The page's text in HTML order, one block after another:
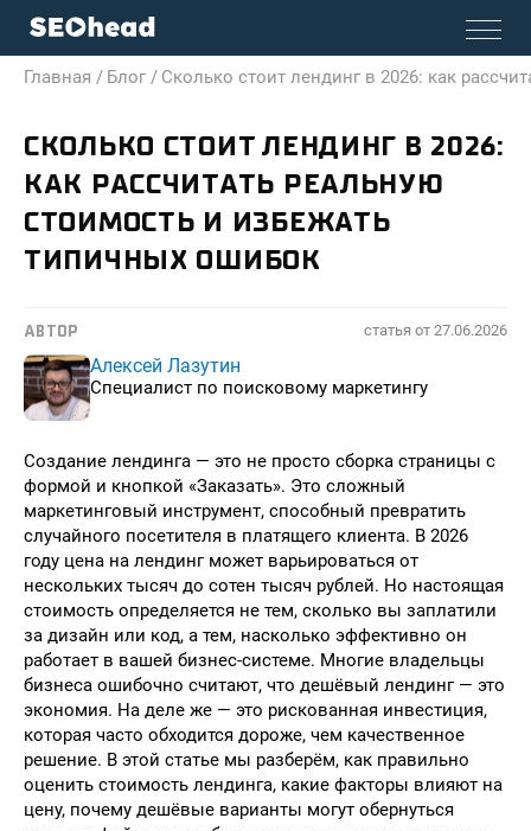
Главная / Блог / Сколько стоит лендинг в 2026: как
СКОЛЬКО СТОИТ ЛЕНДИНГ В 2026:
КАК РАССЧИТАТЬ РЕАЛЬНУЮ
СТОИМОСТЬ И ИЗБЕЖАТЬ
ТИПИЧНЫХ ОШИБОК
АВТОР статья от 27.06.2026
Алексей Лазутин
Специалист по поисковому маркетингу
Создание лендинга — это не просто сборка страницы с
формой и кнопкой «Заказать». Это сложный
маркетинговый инструмент, способный превратить
случайного посетителя в платящего клиента. В 2026
году цена на лендинг может варьироваться от
нескольких тысяч до сотен тысяч рублей. Но настоящая
стоимость определяется не тем, сколько вы заплатили
за дизайн или код, а тем, насколько эффективно он
работает в вашей бизнес-системе. Многие владельцы
бизнеса ошибочно считают, что дешёвый лендинг — это
экономия. На деле же — это рискованная инвестиция,
которая часто обходится дороже, чем качественное
решение. В этой статье мы разберём, как правильно
оценить стоимость лендинга, какие факторы влияют на
цену, почему дешёвые варианты могут обернуться